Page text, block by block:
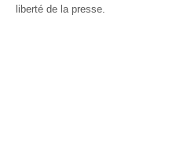
liberté de la presse.